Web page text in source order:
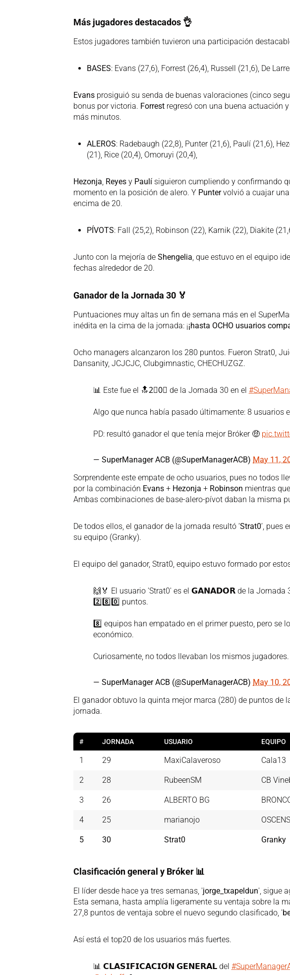
Más jugadores destacados 👌
Estos jugadores también tuvieron una participación
BASES: Evans (27,6), Forrest (26,4), Russell (21,6), De
Evans prosiguió su senda de buenas valoraciones (cinco
bonus por victoria. Forrest regresó con una buena actuación y
más minutos.
ALEROS: Radebaugh (22,8), Punter (21,6), Paulí (21,6),
(21), Rice (20,4), Omoruyi (20,4),
Hezonja Reyes y Paulí siguieron cumpliendo y confirmando
momento en la posición de alero. Y Puntervolvió a cuajar
encima de 20.
PÍVOTS: Fall (25,2), Robinson (22), Karnik (22), Diakite
Junto con la mejoría de Shengelia , que estuvo en el equipo
fechas alrededor de 20.
Ganador de la Jornada 30 🏅
Puntuaciones muy altas un fin de semana más en el
inédita en la cima de la jornada: ¡¡hasta OCHO usuarios
Ocho managers alcanzaron los 280 puntos. Fueron Strat0,
Dansanity, JCJCJC, Clubgimnastic, CHECHUZGZ.
📊 Este fue el 🔝2⃣0⃣ de la Jornada 30 en el
Algo que nunca había pasado últimamente: 8 usuarios
PD: resultó ganador el que tenía mejor Bróker 🤑
— SuperManager ACB (@SuperManagerACB) May 11,
Sorprendente este empate de ocho usuarios, pues no todos
por la combinación Evans + Hezonja + Robinson mientras
Ambas combinaciones de base-alero-pívot daban la misma
De todos ellos, el ganador de la jornada resultó ‘Strat0’, pues
su equipo (Granky).
El equipo del ganador, Strat0, equipo estuvo formado por
🙌🏅 El usuario 'Strat0' es el 𝗚𝗔𝗡𝗔𝗗𝗢𝗥 de la Jornada
2️⃣8️⃣0️⃣ puntos.
8️⃣ equipos han empatado en el primer puesto, pero se
económico.
Curiosamente, no todos llevaban los mismos jugadores.
— SuperManager ACB (@SuperManagerACB) May 10,
El ganador obtuvo la quinta mejor marca (280) de puntos de
jornada.
# JORNADA USUARIO EQUIPO
1 29 MaxiCalaveroso Cala13
2 28 RubeenSM CB
3 26 ALBERTO BG
4 25 marianojo
5 30 Strat0 Granky
Clasificación general y Bróker 📊
El líder desde hace ya tres semanas, 'jorge_txapeldun', sigue
Esta semana, hasta amplía ligeramente su ventaja sobre la
27,8 puntos de ventaja sobre el nuevo segundo clasificado, '
Así está el top20 de los usuarios más fuertes.
📊 𝗖𝗟𝗔𝗦𝗜𝗙𝗜𝗖𝗔𝗖𝗜𝗢́𝗡 𝗚𝗘𝗡𝗘𝗥𝗔𝗟 del